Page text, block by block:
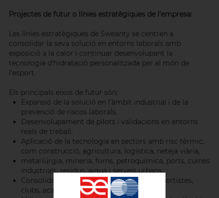
Projectes de futur o línies estratègiques de l'empresa:
Les línies estratègiques de Sweanty se centren a
consolidar la seva solució en entorns laborals amb
exposició a la calor i continuar desenvolupant la
tecnologia d’hidratació personalitzada per al món de
l’esport.
Els principals eixos de futur són:
Expansió de la solució en l’àmbit industrial i de la
prevenció de riscos laborals.
Desenvolupament de pilots i validacions en entorns
reals de treball.
Aplicació de la tecnologia en sectors amb risc tèrmic,
com construcció, agricultura, logística, neteja viària,
metal·lúrgia, mineria, forns, petroquímica, ports, cuines
industrials, residus, aigua i serveis urbans.
Consolidació de la línia esportiva per a esportistes,
clubs, acadèmies i federacions.